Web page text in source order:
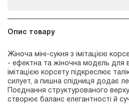
Опис товару
Жіноча міні-сукня з імітацією
- ефектна та жіночна модель для
імітацією корсету підкреслює
силует, а пишна спідниця додає
Поєднання структурованого
створює баланс елегантності й